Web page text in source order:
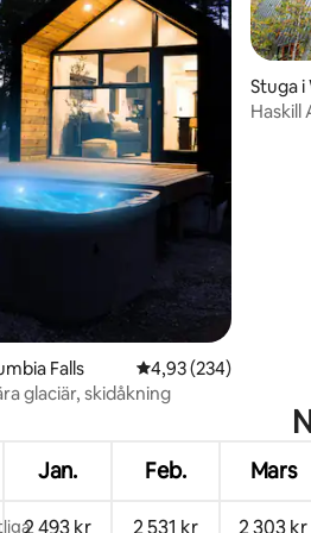
Falls 4,93 av 5 i
4,93 (234)
glaciär, skidåkning
Stuga
Haskill
Jan. Feb. Mars
2 493 kr 2 531 kr 2 303 kr